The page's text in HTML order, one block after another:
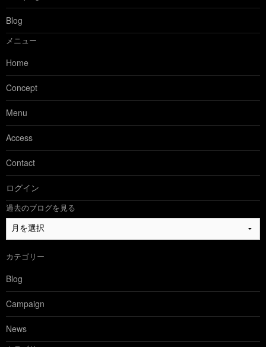
Blog
メニュー
Home
Concept
Menu
Access
Contact
ログイン
過去のブログを見る
過
去
ブ
ロ
グ
を
見
る
カテゴリー
Blog
Campaign
News